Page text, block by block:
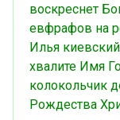
воскреснет
евфрафов на
Илья
хвалите Имя
колокольчик
Рождества